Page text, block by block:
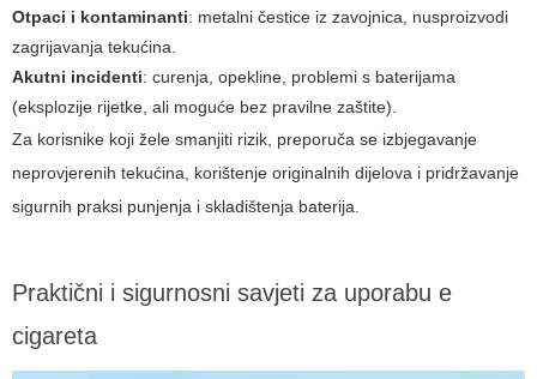
Otpaci i kontaminanti: metalni čestice iz zavojnica, nusproizvodi
zagrijavanja tekućina.
Akutni incidenti: curenja, opekline, problemi s baterijama
(eksplozije rijetke, ali moguće bez pravilne zaštite).
Za korisnike koji žele smanjiti rizik, preporuča se izbjegavanje
neprovjerenih tekućina, korištenje originalnih dijelova i pridržavanje
sigurnih praksi punjenja i skladištenja baterija.
Praktični i sigurnosni savjeti za uporabu e
cigareta